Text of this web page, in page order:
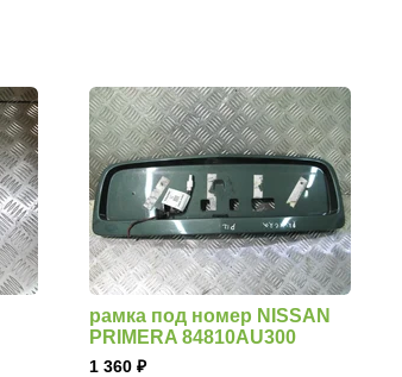
рамка под номер NISSAN
PRIMERA 84810AU300
1 360